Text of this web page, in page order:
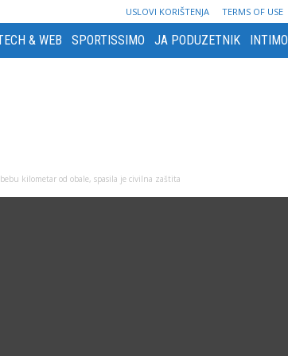
USLOVI KORIŠTENJA TERMS OF USE
& WEB SPORTISSIMO JA PODUZETNIK INTIMO
kilometar od obale, spasila je civilna zaštita